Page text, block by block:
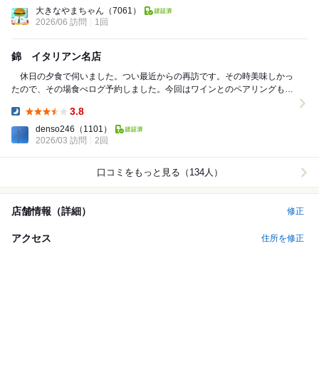
大きなやまちゃん （7061）
2026/06 訪問
1回
錦 イタリアン名店
休日の夕食で伺いました。つい最近からの再訪です。その時美味しかっ
たので、その場食べログ予約しました。今回はワインとのペアリングもお
3.8
denso246 （1101）
2026/03 訪問
2回
口コミをもっと見る（134人）
店舗情報（詳細） 修正
アクセス 住所を修正